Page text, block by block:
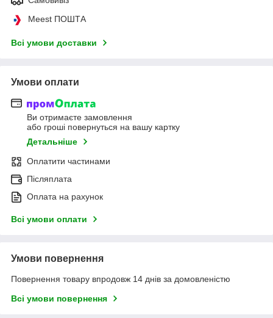
Meest ПОШТА
Всі умови доставки
Умови оплати
Ви отримаєте замовлення
або гроші повернуться на вашу картку
Детальніше
Оплатити частинами
Післяплата
Оплата на рахунок
Всі умови оплати
Умови повернення
Повернення товару впродовж 14 днів за домовленістю
Всі умови повернення